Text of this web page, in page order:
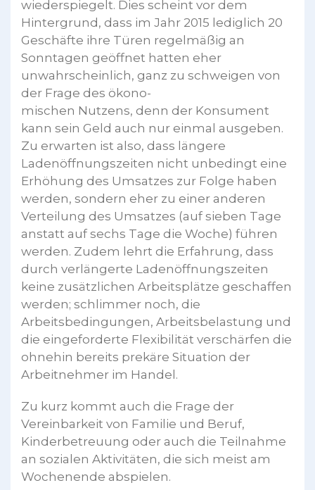
wiederspiegelt. Dies scheint vor dem
Hintergrund, dass im Jahr 2015 lediglich 20
Geschäfte ihre Türen regelmäßig an
Sonntagen geöffnet hatten eher
unwahrscheinlich, ganz zu schweigen von
der Frage des ökono-
mischen Nutzens, denn der Konsument
kann sein Geld auch nur einmal ausgeben.
Zu erwarten ist also, dass längere
Ladenöffnungszeiten nicht unbedingt eine
Erhöhung des Umsatzes zur Folge haben
werden, sondern eher zu einer anderen
Verteilung des Umsatzes (auf sieben Tage
anstatt auf sechs Tage die Woche) führen
werden. Zudem lehrt die Erfahrung, dass
durch verlängerte Ladenöffnungszeiten
keine zusätzlichen Arbeitsplätze geschaffen
werden; schlimmer noch, die
Arbeitsbedingungen, Arbeitsbelastung und
die eingeforderte Flexibilität verschärfen die
ohnehin bereits prekäre Situation der
Arbeitnehmer im Handel.
Zu kurz kommt auch die Frage der
Vereinbarkeit von Familie und Beruf,
Kinderbetreuung oder auch die Teilnahme
an sozialen Aktivitäten, die sich meist am
Wochenende abspielen.